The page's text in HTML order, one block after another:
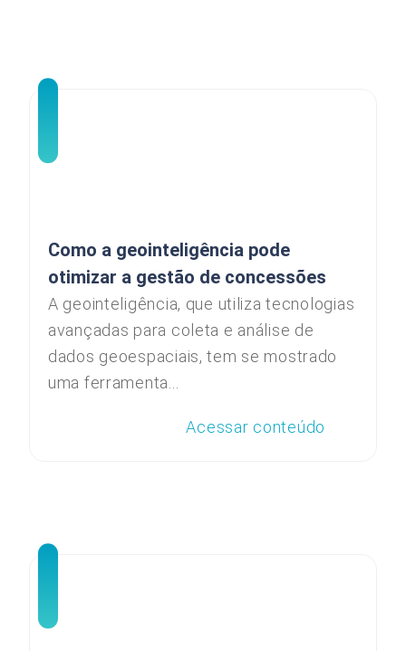
Como a geointeligência pode
otimizar a gestão de concessões
A geointeligência, que utiliza tecnologias
avançadas para coleta e análise de
dados geoespaciais, tem se mostrado
uma ferramenta...
Acessar conteúdo